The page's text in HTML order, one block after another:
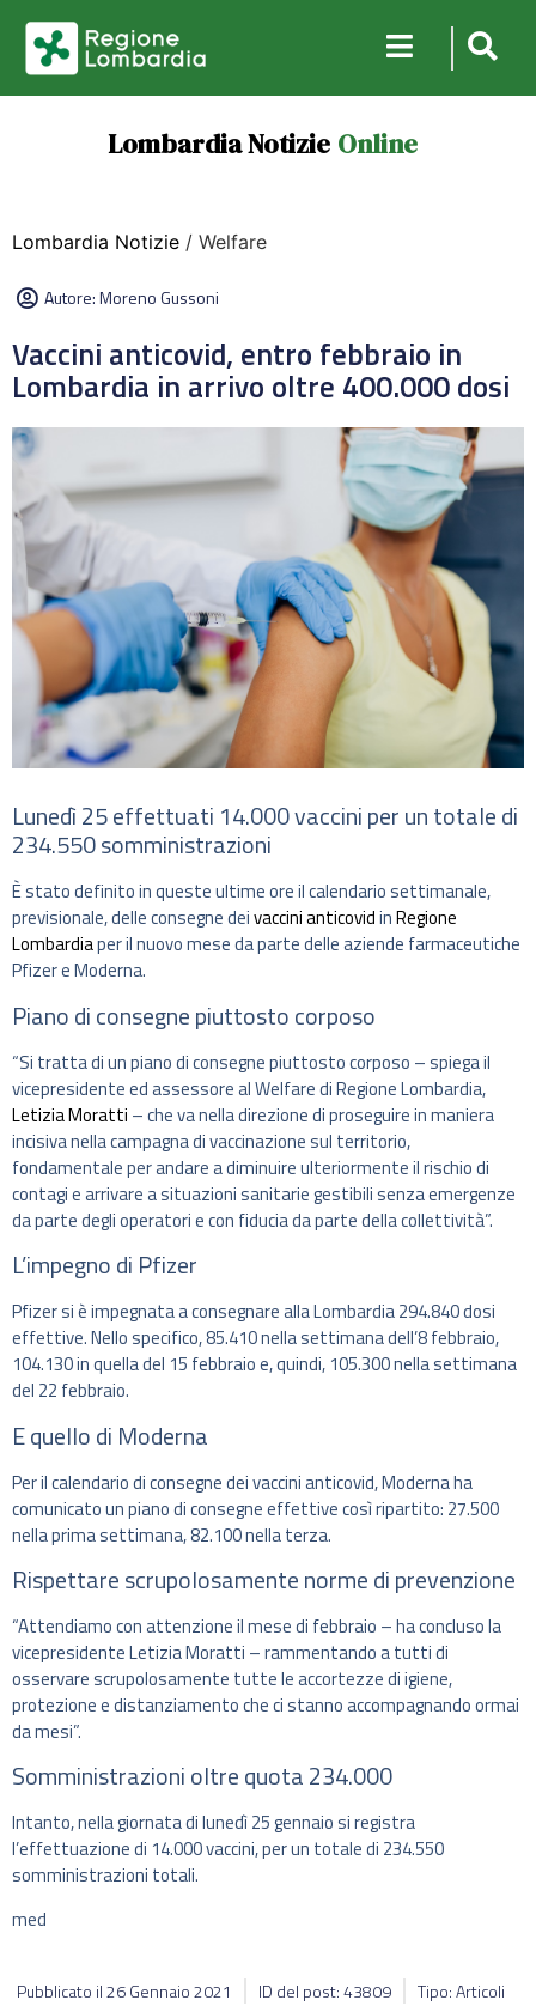
Lombardia Notizie Online
Lombardia Notizie / Welfare
Autore:Moreno Gussoni
Vaccini anticovid, entro febbraio in
Lombardia in arrivo oltre 400.000 dosi
Lunedì 25 effettuati 14.000 vaccini per un totale di
234.550 somministrazioni
È stato definito in queste ultime ore il calendario settimanale,
previsionale, delle consegne deivaccini anticovidinRegione
Lombardiaper il nuovo mese da parte delle aziende farmaceutiche
Pfizer e Moderna.
Piano di consegne piuttosto corposo
“Si tratta di un piano di consegne piuttosto corposo – spiega il
vicepresidente ed assessore al Welfare di Regione Lombardia,
Letizia Moratti – che va nella direzione di proseguire in maniera
incisiva nella campagna di vaccinazione sul territorio,
fondamentale per andare a diminuire ulteriormente il rischio di
contagi e arrivare a situazioni sanitarie gestibili senza emergenze
da parte degli operatori e con fiducia da parte della collettività”.
L’impegno di Pfizer
Pfizer si è impegnata a consegnare alla Lombardia 294.840 dosi
effettive. Nello specifico, 85.410 nella settimana dell’8 febbraio,
104.130 in quella del 15 febbraio e, quindi, 105.300 nella settimana
del 22 febbraio.
E quello di Moderna
Per il calendario di consegne dei vaccini anticovid, Moderna ha
comunicato un piano di consegne effettive così ripartito: 27.500
nella prima settimana, 82.100 nella terza.
Rispettare scrupolosamente norme di prevenzione
“Attendiamo con attenzione il mese di febbraio – ha concluso la
vicepresidente Letizia Moratti – rammentando a tutti di
osservare scrupolosamente tutte le accortezze di igiene,
protezione e distanziamento che ci stanno accompagnando ormai
da mesi”.
Somministrazioni oltre quota 234.000
Intanto, nella giornata di lunedì 25 gennaio si registra
l’effettuazione di 14.000 vaccini, per un totale di 234.550
somministrazioni totali.
med
Pubblicato il26 Gennaio 2021 ID del post: 43809 Tipo: Articoli